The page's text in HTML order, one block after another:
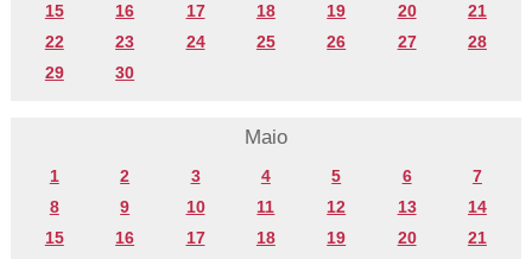
15
16 17 18 19 20
21
22
23 24 25 26 27
28
29
30
Maio
1 2 3 4 5 6
7
8
9 10 11 12 13
14
15
16 17 18 19 20
21